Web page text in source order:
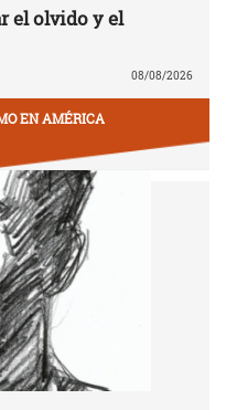
el olvido y el
08/08/2026
EN AMÉRICA